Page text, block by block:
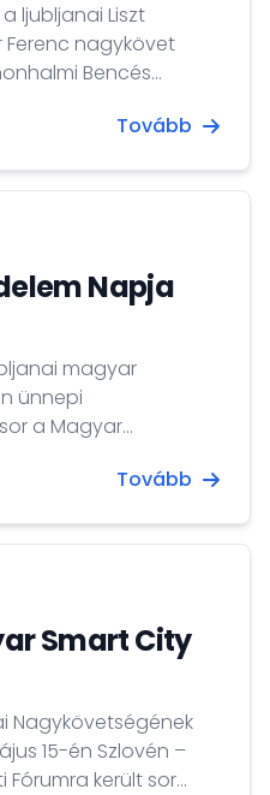
ljubljanai Liszt
nagykövet
Bencés
Tovább
Napja
magyar
ünnepi
a Magyar
Tovább
Smart City
Nagykövetségének
15-én Szlovén –
Fórumra került sor